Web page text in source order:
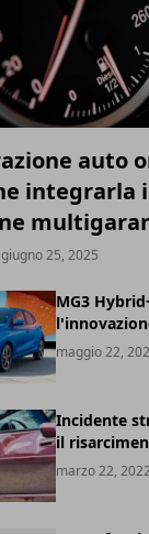
auto
integrarla
25, 2025
MG3
maggio 22,
Incidente
il
marzo 22, 2022